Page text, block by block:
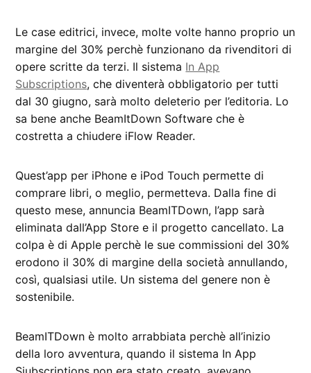
Le case editrici, invece, molte volte hanno proprio un
margine del 30% perchè funzionano da rivenditori di
opere scritte da terzi. Il sistema In App
Subscriptions, che diventerà obbligatorio per tutti
dal 30 giugno, sarà molto deleterio per l’editoria. Lo
sa bene anche BeamItDown Software che è
costretta a chiudere iFlow Reader.
Quest’app per iPhone e iPod Touch permette di
comprare libri, o meglio, permetteva. Dalla fine di
questo mese, annuncia BeamITDown, l’app sarà
eliminata dall’App Store e il progetto cancellato. La
colpa è di Apple perchè le sue commissioni del 30%
erodono il 30% di margine della società annullando,
così, qualsiasi utile. Un sistema del genere non è
sostenibile.
BeamITDown è molto arrabbiata perchè all’inizio
della loro avventura, quando il sistema In App